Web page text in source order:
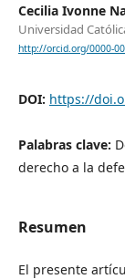
Cecilia Ivonne
Universidad
http://orcid.org/0000-
DOI: https://
Palabras clave:
derecho a la
Resumen
El presente